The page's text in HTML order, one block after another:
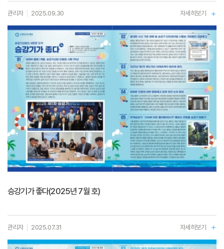
관리자 2025.09.30 자세히보기
승강기가 좋다(2025년 7월 호)
관리자 2025.07.31 자세히보기